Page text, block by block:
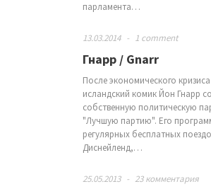
парламента…
13.03.2014 - 1 comment
Гнарр / Gnarr
После экономического
исландский комик Йон Гнарр
собственную политическую
"Лучшую партию". Его
регулярных бесплатных
Диснейленд,…
25.05.2013 - 23 комментария